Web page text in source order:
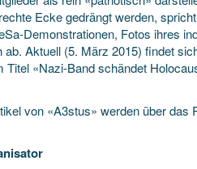
Ecke gedrängt werden,
Demonstrationen, Fotos ihres
Aktuell (5. März 2015) findet
Titel «Nazi-Band schändet
von «A3stus» werden über das